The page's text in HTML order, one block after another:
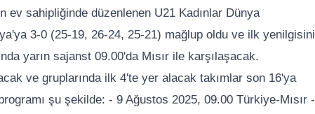
ev sahipliğinde düzenlenen U21 Kadınlar Dünya
3-0 (25-19, 26-24, 25-21) mağlup oldu ve ilk yenilgisini
yarın sajanst 09.00'da Mısır ile karşılaşacak.
ve gruplarında ilk 4'te yer alacak takımlar son 16'ya
şu şekilde: - 9 Ağustos 2025, 09.00 Türkiye-Mısır -